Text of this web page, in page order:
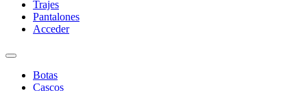
Trajes
Pantalones
Acceder
Botas
Cascos